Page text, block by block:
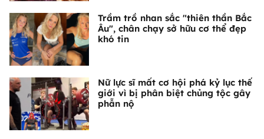
Trầm trồ nhan sắc "thiên thần Bắc
Âu", chân chạy sở hữu cơ thể đẹp
khó tin
Nữ lực sĩ mất cơ hội phá kỷ lục thế
giới vì bị phân biệt chủng tộc gây
phẫn nộ